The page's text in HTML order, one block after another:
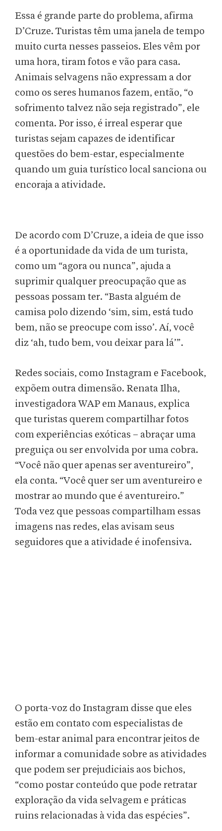
Essa é grande parte do problema, afirma
D’Cruze. Turistas têm uma janela de tempo
muito curta nesses passeios. Eles vêm por
uma hora, tiram fotos e vão para casa.
Animais selvagens não expressam a dor
como os seres humanos fazem, então, “o
sofrimento talvez não seja registrado”, ele
comenta. Por isso, é irreal esperar que
turistas sejam capazes de identificar
questões do bem-estar, especialmente
quando um guia turístico local sanciona ou
encoraja a atividade.
De acordo com D’Cruze, a ideia de que isso
é a oportunidade da vida de um turista,
como um “agora ou nunca”, ajuda a
suprimir qualquer preocupação que as
pessoas possam ter. “Basta alguém de
camisa polo dizendo ‘sim, sim, está tudo
bem, não se preocupe com isso’. Aí, você
diz ‘ah, tudo bem, vou deixar para lá’”.
Redes sociais, como Instagram e Facebook,
expõem outra dimensão. Renata Ilha,
investigadora WAP em Manaus, explica
que turistas querem compartilhar fotos
com experiências exóticas – abraçar uma
preguiça ou ser envolvida por uma cobra.
“Você não quer apenas ser aventureiro”,
ela conta. “Você quer ser um aventureiro e
mostrar ao mundo que é aventureiro.”
Toda vez que pessoas compartilham essas
imagens nas redes, elas avisam seus
seguidores que a atividade é inofensiva.
O porta-voz do Instagram disse que eles
estão em contato com especialistas de
bem-estar animal para encontrar jeitos de
informar a comunidade sobre as atividades
que podem ser prejudiciais aos bichos,
“como postar conteúdo que pode retratar
exploração da vida selvagem e práticas
ruins relacionadas à vida das espécies”.